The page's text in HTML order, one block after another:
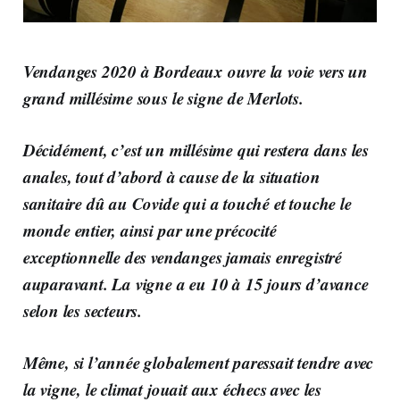
Vendanges 2020 à Bordeaux ouvre la voie vers un
grand millésime sous le signe de Merlots.
Décidément, c’est un millésime qui restera dans les
anales, tout d’abord à cause de la situation
sanitaire dû au Covide qui a touché et touche le
monde entier, ainsi par une précocité
exceptionnelle des vendanges jamais enregistré
auparavant. La vigne a eu 10 à 15 jours d’avance
selon les secteurs.
Même, si l’année globalement paressait tendre avec
la vigne, le climat jouait aux échecs avec les